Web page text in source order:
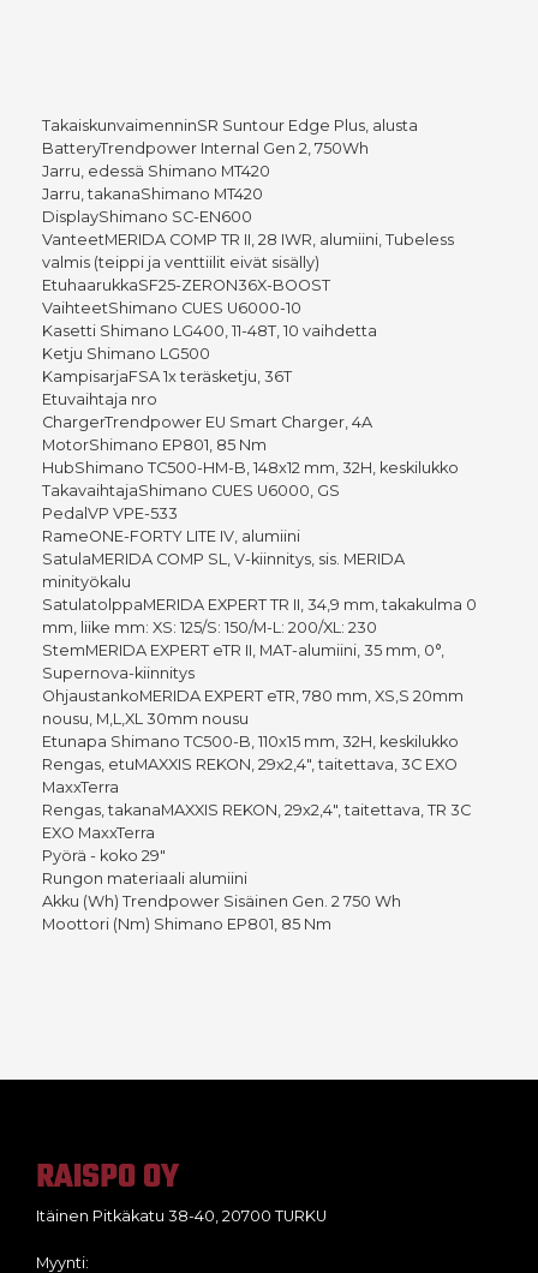
TakaiskunvaimenninSR Suntour Edge Plus, alusta
BatteryTrendpower Internal Gen 2, 750Wh
Jarru, edessä Shimano MT420
Jarru, takanaShimano MT420
DisplayShimano SC-EN600
VanteetMERIDA COMP TR II, 28 IWR, alumiini, Tubeless
valmis (teippi ja venttiilit eivät sisälly)
EtuhaarukkaSF25-ZERON36X-BOOST
VaihteetShimano CUES U6000-10
Kasetti Shimano LG400, 11-48T, 10 vaihdetta
Ketju Shimano LG500
KampisarjaFSA 1x teräsketju, 36T
Etuvaihtaja nro
ChargerTrendpower EU Smart Charger, 4A
MotorShimano EP801, 85 Nm
HubShimano TC500-HM-B, 148x12 mm, 32H, keskilukko
TakavaihtajaShimano CUES U6000, GS
PedalVP VPE-533
RameONE-FORTY LITE IV, alumiini
SatulaMERIDA COMP SL, V-kiinnitys, sis. MERIDA
minityökalu
SatulatolppaMERIDA EXPERT TR II, 34,9 mm, takakulma 0
mm, liike mm: XS: 125/S: 150/M-L: 200/XL: 230
StemMERIDA EXPERT eTR II, MAT-alumiini, 35 mm, 0°,
Supernova-kiinnitys
OhjaustankoMERIDA EXPERT eTR, 780 mm, XS,S 20mm
nousu, M,L,XL 30mm nousu
Etunapa Shimano TC500-B, 110x15 mm, 32H, keskilukko
Rengas, etuMAXXIS REKON, 29x2,4", taitettava, 3C EXO
MaxxTerra
Rengas, takanaMAXXIS REKON, 29x2,4", taitettava, TR 3C
EXO MaxxTerra
Pyörä - koko 29"
Rungon materiaali alumiini
Akku (Wh) Trendpower Sisäinen Gen. 2 750 Wh
Moottori (Nm) Shimano EP801, 85 Nm
RAISPO OY
Itäinen Pitkäkatu 38-40, 20700 TURKU
Myynti: